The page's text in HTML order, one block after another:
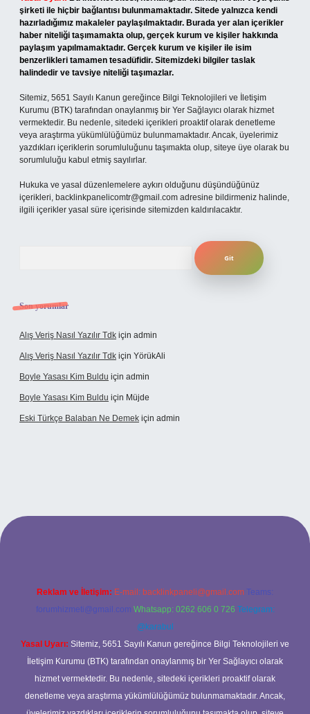
şirketi ile hiçbir bağlantısı bulunmamaktadır. Sitede yalnızca kendi
hazırladığımız makaleler paylaşılmaktadır. Burada yer alan içerikler
haber niteliği taşımamakta olup, gerçek kurum ve kişiler hakkında
paylaşım yapılmamaktadır. Gerçek kurum ve kişiler ile isim
benzerlikleri tamamen tesadüfidir. Sitemizdeki bilgiler taslak
halindedir ve tavsiye niteliği taşımazlar.
Sitemiz, 5651 Sayılı Kanun gereğince Bilgi Teknolojileri ve İletişim
Kurumu (BTK) tarafından onaylanmış bir Yer Sağlayıcı olarak hizmet
vermektedir. Bu nedenle, sitedeki içerikleri proaktif olarak denetleme
veya araştırma yükümlülüğümüz bulunmamaktadır. Ancak, üyelerimiz
yazdıkları içeriklerin sorumluluğunu taşımakta olup, siteye üye olarak bu
sorumluluğu kabul etmiş sayılırlar.
Hukuka ve yasal düzenlemelere aykırı olduğunu düşündüğünüz
içerikleri, backlinkpanelicomtr@gmail.com adresine bildirmeniz halinde,
ilgili içerikler yasal süre içerisinde sitemizden kaldırılacaktır.
Son yorumlar
Alış Veriş Nasıl Yazılır Tdk için admin
Alış Veriş Nasıl Yazılır Tdk için YörükAli
Boyle Yasası Kim Buldu için admin
Boyle Yasası Kim Buldu için Müjde
Eski Türkçe Balaban Ne Demek için admin
casino
Reklam ve İletişim: E-mail: backlinkpaneli@gmail.com Teams:
forumhizmeti@gmail.com Whatsapp: 0262 606 0 726 Telegram:
@karabul
Yasal Uyarı: Sitemiz, 5651 Sayılı Kanun gereğince Bilgi Teknolojileri ve
İletişim Kurumu (BTK) tarafından onaylanmış bir Yer Sağlayıcı olarak
hizmet vermektedir. Bu nedenle, sitedeki içerikleri proaktif olarak
denetleme veya araştırma yükümlülüğümüz bulunmamaktadır. Ancak,